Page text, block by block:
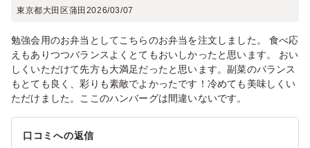
東京都大田区蒲田 2026/03/07
勉強会用のお弁当としてこちらのお弁当を注文しました。 食べ応
えもありつつバランスよくとてもおいしかったと思います。 おい
しくいただけて先方も大満足だったと思います。副菜のバランス
もとても良く、彩りも素敵でよかったです！冷めても美味しくい
ただけました。ここのハンバーグは間違いないです。
口コミへの返信